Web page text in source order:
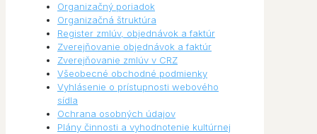
Organizačný poriadok
Organizačná štruktúra
Register zmlúv, objednávok a faktúr
Zverejňovanie objednávok a faktúr
Zverejňovanie zmlúv v CRZ
Všeobecné obchodné podmienky
Vyhlásenie o prístupnosti webového
sídla
Ochrana osobných údajov
Plány činnosti a vyhodnotenie kultúrnej